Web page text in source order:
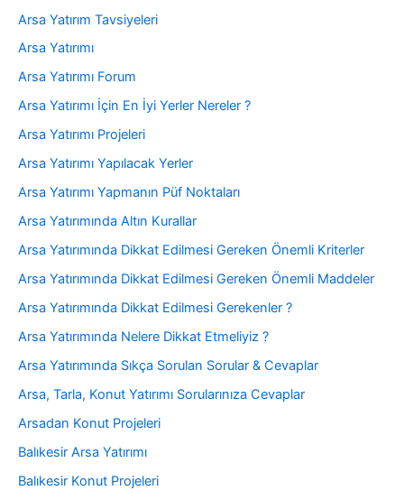
Arsa Yatırım Tavsiyeleri
Arsa Yatırımı
Arsa Yatırımı Forum
Arsa Yatırımı İçin En İyi Yerler Nereler ?
Arsa Yatırımı Projeleri
Arsa Yatırımı Yapılacak Yerler
Arsa Yatırımı Yapmanın Püf Noktaları
Arsa Yatırımında Altın Kurallar
Arsa Yatırımında Dikkat Edilmesi Gereken Önemli Kriterler
Arsa Yatırımında Dikkat Edilmesi Gereken Önemli Maddeler
Arsa Yatırımında Dikkat Edilmesi Gerekenler ?
Arsa Yatırımında Nelere Dikkat Etmeliyiz ?
Arsa Yatırımında Sıkça Sorulan Sorular & Cevaplar
Arsa, Tarla, Konut Yatırımı Sorularınıza Cevaplar
Arsadan Konut Projeleri
Balıkesir Arsa Yatırımı
Balıkesir Konut Projeleri